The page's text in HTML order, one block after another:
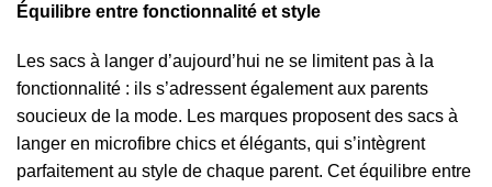
Équilibre entre fonctionnalité et style
Les sacs à langer d’aujourd’hui ne se limitent pas à la
fonctionnalité : ils s’adressent également aux parents
soucieux de la mode. Les marques proposent des sacs à
langer en microfibre chics et élégants, qui s’intègrent
parfaitement au style de chaque parent. Cet équilibre entre